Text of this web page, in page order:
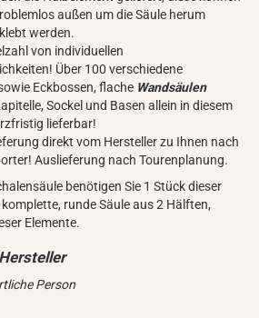
außen um die Säule herum
werden.
von individuellen
Über 100 verschiedene
Eckbossen, flache Wandsäulen
Sockel und Basen allein in diesem
lieferbar!
direkt vom Hersteller zu Ihnen nach
Auslieferung nach Tourenplanung.
benötigen Sie 1 Stück dieser
runde Säule aus 2 Hälften,
Elemente.
Person